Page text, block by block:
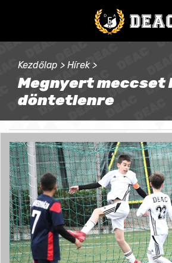
Kezdőlap > Hírek >
Megnyert meccset
döntetlenre